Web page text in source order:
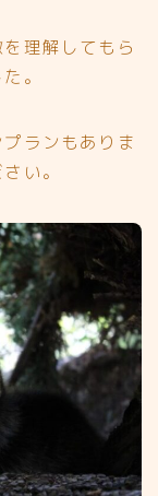
理解してもら
。
ランもありま
い。